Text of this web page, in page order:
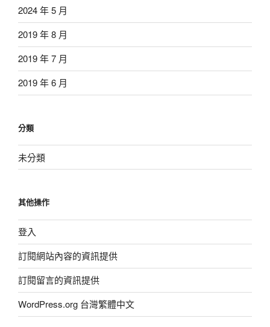
2024 年 5 月
2019 年 8 月
2019 年 7 月
2019 年 6 月
分類
未分類
其他操作
登入
訂閱網站內容的資訊提供
訂閱留言的資訊提供
WordPress.org 台灣繁體中文